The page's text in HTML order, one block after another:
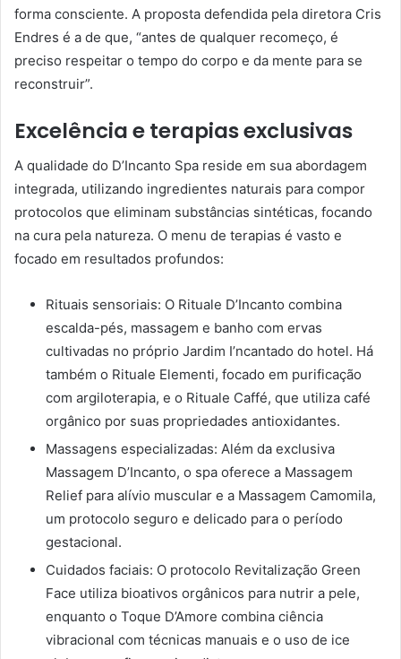
forma consciente. A proposta defendida pela diretora Cris
Endres é a de que, “antes de qualquer recomeço, é
preciso respeitar o tempo do corpo e da mente para se
reconstruir”.
Excelência e terapias exclusivas
A qualidade do D’Incanto Spa reside em sua abordagem
integrada, utilizando ingredientes naturais para compor
protocolos que eliminam substâncias sintéticas, focando
na cura pela natureza. O menu de terapias é vasto e
focado em resultados profundos:
Rituais sensoriais: O Rituale D’Incanto combina
escalda-pés, massagem e banho com ervas
cultivadas no próprio Jardim I’ncantado do hotel. Há
também o Rituale Elementi, focado em purificação
com argiloterapia, e o Rituale Caffé, que utiliza café
orgânico por suas propriedades antioxidantes.
Massagens especializadas: Além da exclusiva
Massagem D’Incanto, o spa oferece a Massagem
Relief para alívio muscular e a Massagem Camomila,
um protocolo seguro e delicado para o período
gestacional.
Cuidados faciais: O protocolo Revitalização Green
Face utiliza bioativos orgânicos para nutrir a pele,
enquanto o Toque D’Amore combina ciência
vibracional com técnicas manuais e o uso de ice